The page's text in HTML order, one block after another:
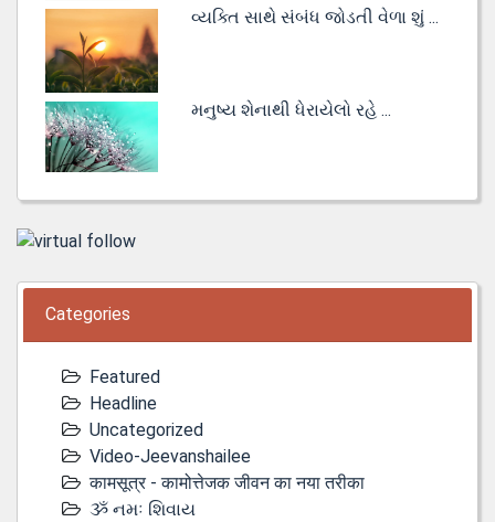
વ્યક્તિ સાથે સંબંધ જોડતી વેળા શું ...
મનુષ્ય શેનાથી ધેરાયેલો રહે ...
Categories
Featured
Headline
Uncategorized
Video-Jeevanshailee
कामसूत्र - कामोत्तेजक जीवन का नया तरीका
ૐ નમઃ શિવાય